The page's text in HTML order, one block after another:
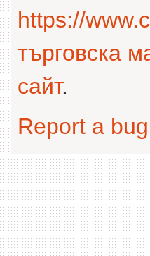
https://
търговска
сайт.
Report a